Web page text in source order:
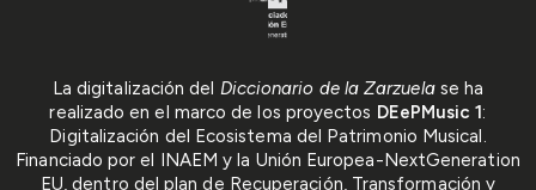
La digitalización del Diccionario de la Zarzuelase ha
realizado en el marco de los proyectos DEePMusic 1:
Digitalización del Ecosistema del Patrimonio Musical.
Financiado por el INAEM y la Unión Europea-NextGeneration
EU, dentro del plan de Recuperación, Transformación y